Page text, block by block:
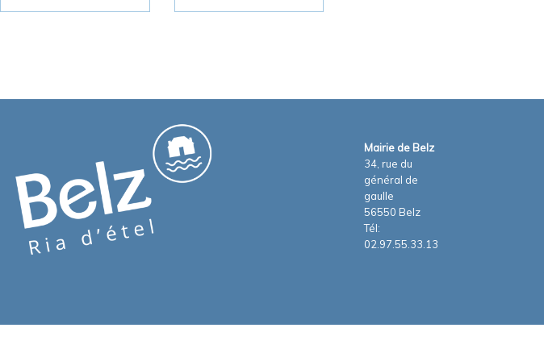
Mairie de Belz
34, rue du
général de
gaulle
56550 Belz
Tél:
02.97.55.33.13